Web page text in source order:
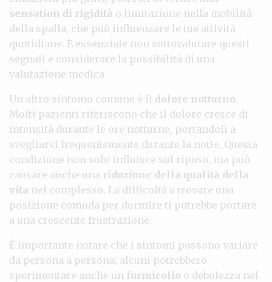
sensation di rigidità o limitazione nella mobilità
della spalla, che può influenzare le tue attività
quotidiane. È essenziale non sottovalutare questi
segnali e considerare la possibilità di una
valutazione medica.
Un altro sintomo comune è il dolore notturno.
Molti pazienti riferiscono che il dolore cresce di
intensità durante le ore notturne, portandoli a
svegliarsi frequentemente durante la notte. Questa
condizione non solo influisce sul riposo, ma può
causare anche una riduzione della qualità della
vita nel complesso. La difficoltà a trovare una
posizione comoda per dormire ti potrebbe portare
a una crescente frustrazione.
È importante notare che i sintomi possono variare
da persona a persona; alcuni potrebbero
sperimentare anche un formicolio o debolezza nel